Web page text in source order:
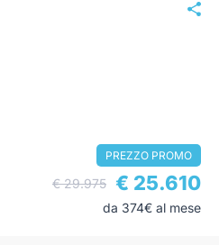
PREZZO PROMO
€ 29.975 € 25.610
da 374€ al mese